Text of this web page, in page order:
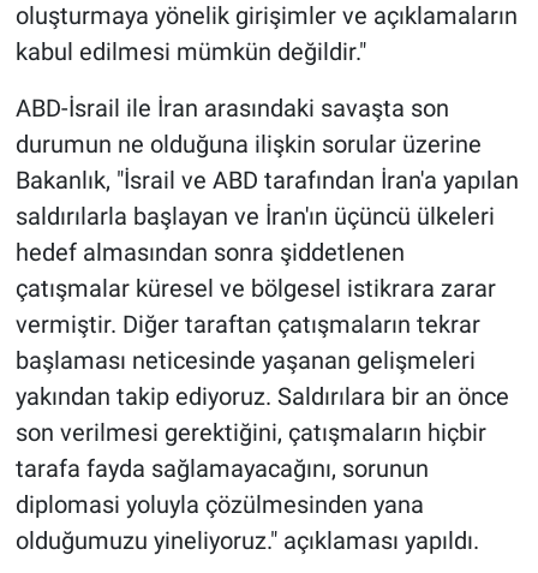
oluşturmaya yönelik girişimler ve açıklamaların
kabul edilmesi mümkün değildir."
ABD-İsrail ile İran arasındaki savaşta son
durumun ne olduğuna ilişkin sorular üzerine
Bakanlık, "İsrail ve ABD tarafından İran'a yapılan
saldırılarla başlayan ve İran'ın üçüncü ülkeleri
hedef almasından sonra şiddetlenen
çatışmalar küresel ve bölgesel istikrara zarar
vermiştir. Diğer taraftan çatışmaların tekrar
başlaması neticesinde yaşanan gelişmeleri
yakından takip ediyoruz. Saldırılara bir an önce
son verilmesi gerektiğini, çatışmaların hiçbir
tarafa fayda sağlamayacağını, sorunun
diplomasi yoluyla çözülmesinden yana
olduğumuzu yineliyoruz." açıklaması yapıldı.